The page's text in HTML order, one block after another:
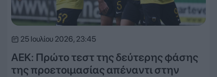
25 Ιουλίου 2026, 23:45
ΑΕΚ: Πρώτο τεστ της δεύτερης φάσης
της προετοιμασίας απέναντι στην